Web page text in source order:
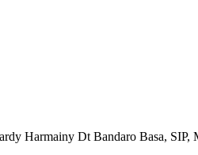
Harmainy Dt Bandaro Basa, SIP,